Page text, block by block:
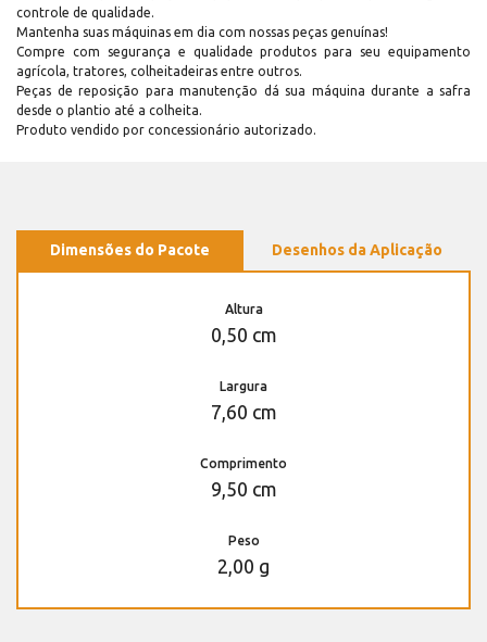
controle de qualidade.
Mantenha suas máquinas em dia com nossas peças genuínas!
Compre com segurança e qualidade produtos para seu equipamento
agrícola, tratores, colheitadeiras entre outros.
Peças de reposição para manutenção dá sua máquina durante a safra
desde o plantio até a colheita.
Produto vendido por concessionário autorizado.
Dimensões do Pacote Desenhos da Aplicação
Altura
0,50 cm
Largura
7,60 cm
Comprimento
9,50 cm
Peso
2,00 g